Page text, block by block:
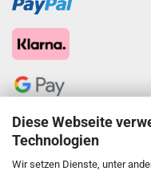
Diese Webseite
Technologien
Wir setzen Dienste, unter